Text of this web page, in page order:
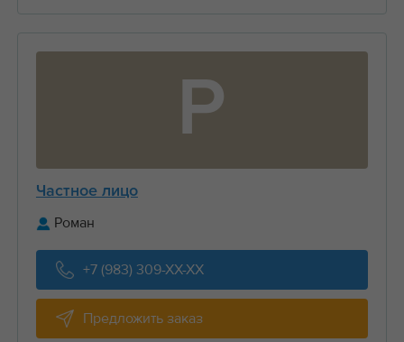
Р
Частное лицо
Роман
+7 (983) 309-XX-XX
Предложить заказ